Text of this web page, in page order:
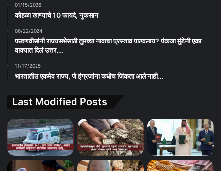
01/15/2026
कोहळा खाण्याचे 10 फायदे, नुकसान
06/22/2024
फडणवीसांनी राज्यसभेसाठी तुमच्या नावाचा प्रस्ताव पाठवलाय? पंकजा मुंडेंनी एका
वाक्यात दिलं उत्तर….
11/17/2025
भारतातील एकमेव राज्य, जे इंग्रजांना कधीच जिंकता आले नाही…
Last Modified Posts